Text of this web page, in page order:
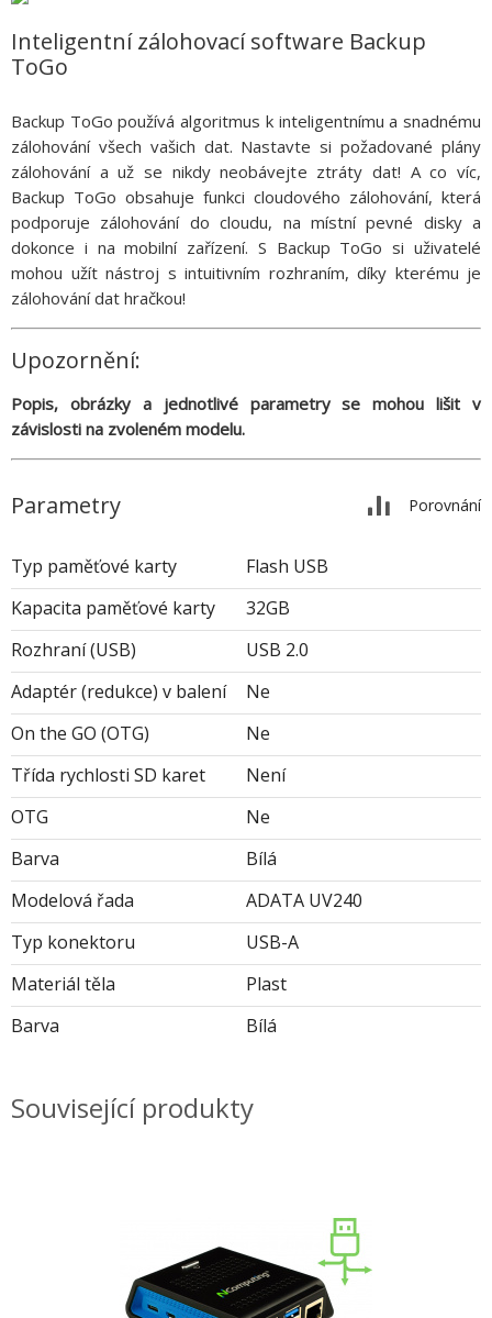
Inteligentní zálohovací software Backup
ToGo
Backup ToGo používá algoritmus k inteligentnímu a snadnému
zálohování všech vašich dat. Nastavte si požadované plány
zálohování a už se nikdy neobávejte ztráty dat! A co víc,
Backup ToGo obsahuje funkci cloudového zálohování, která
podporuje zálohování do cloudu, na místní pevné disky a
dokonce i na mobilní zařízení. S Backup ToGo si uživatelé
mohou užít nástroj s intuitivním rozhraním, díky kterému je
zálohování dat hračkou!
Upozornění:
Popis, obrázky a jednotlivé parametry se mohou lišit v
závislosti na zvoleném modelu.
Parametry Porovnání
Typ paměťové karty
Flash USB
Kapacita paměťové karty
32GB
Rozhraní (USB)
USB 2.0
Adaptér (redukce) v balení
Ne
On the GO (OTG)
Ne
Třída rychlosti SD karet
Není
OTG
Ne
Barva
Bílá
Modelová řada
ADATA UV240
Typ konektoru
USB-A
Materiál těla
Plast
Barva
Bílá
Související produkty